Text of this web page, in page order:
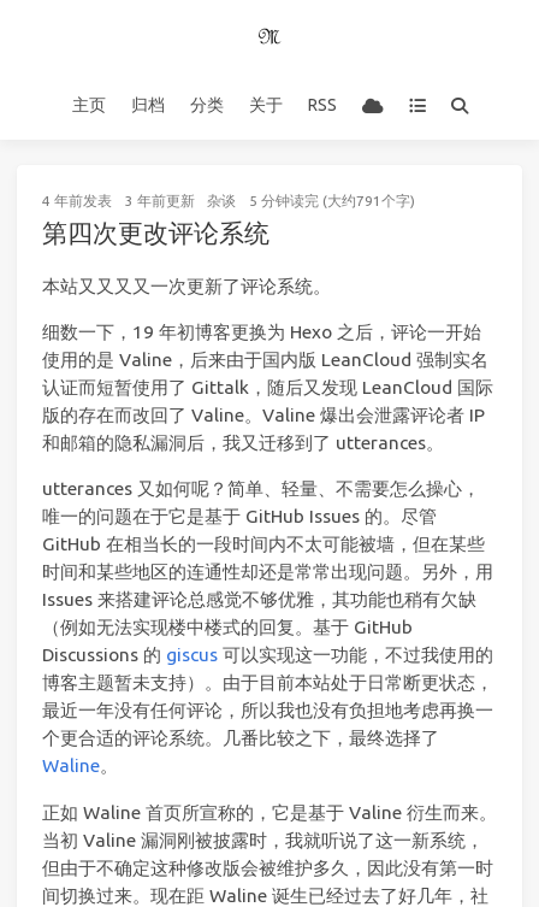
主页 归档 分类 关于 RSS
4 年前发表 3 年前更新 杂谈 5 分钟读完 (大约791个字)
第四次更改评论系统
本站又又又又一次更新了评论系统。
细数一下，19 年初博客更换为 Hexo 之后，评论一开始
使用的是 Valine，后来由于国内版 LeanCloud 强制实名
认证而短暂使用了 Gittalk，随后又发现 LeanCloud 国际
版的存在而改回了 Valine。Valine 爆出会泄露评论者 IP
和邮箱的隐私漏洞后，我又迁移到了 utterances。
utterances 又如何呢？简单、轻量、不需要怎么操心，
唯一的问题在于它是基于 GitHub Issues 的。尽管
GitHub 在相当长的一段时间内不太可能被墙，但在某些
时间和某些地区的连通性却还是常常出现问题。另外，用
Issues 来搭建评论总感觉不够优雅，其功能也稍有欠缺
（例如无法实现楼中楼式的回复。基于 GitHub
Discussions 的 giscus 可以实现这一功能，不过我使用的
博客主题暂未支持）。由于目前本站处于日常断更状态，
最近一年没有任何评论，所以我也没有负担地考虑再换一
个更合适的评论系统。几番比较之下，最终选择了
Waline。
正如 Waline 首页所宣称的，它是基于 Valine 衍生而来。
当初 Valine 漏洞刚被披露时，我就听说了这一新系统，
但由于不确定这种修改版会被维护多久，因此没有第一时
间切换过来。现在距 Waline 诞生已经过去了好几年，社